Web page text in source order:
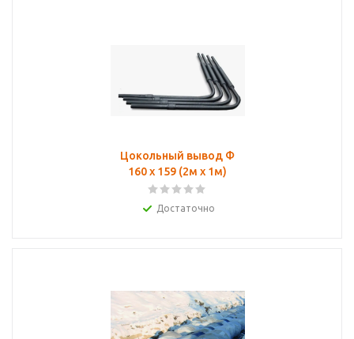
Цокольный вывод Ф
160 х 159 (2м х 1м)
Достаточно